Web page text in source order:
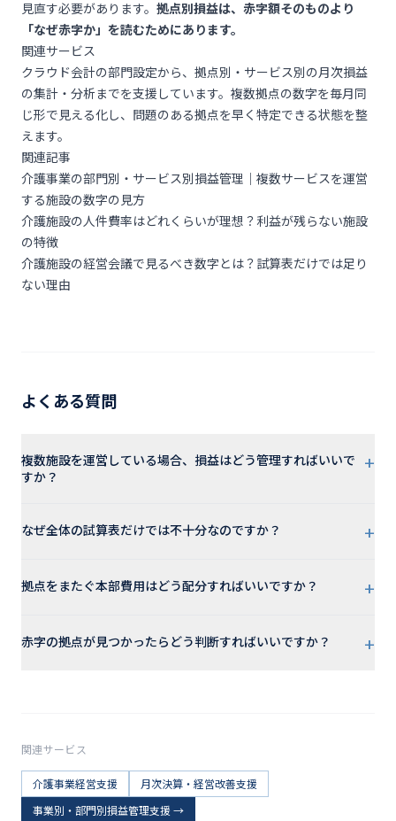
見直す必要があります。 拠点別損益は、赤字額そのものより
「なぜ赤字か」を読むためにあります。
関連サービス
クラウド会計の部門設定から、拠点別・サービス別の月次損益
の集計・分析までを支援しています。複数拠点の数字を毎月同
じ形で見える化し、問題のある拠点を早く特定できる状態を整
えます。
関連記事
介護事業の部門別・サービス別損益管理｜複数サービスを運営
する施設の数字の見方
介護施設の人件費率はどれくらいが理想？利益が残らない施設
の特徴
介護施設の経営会議で見るべき数字とは？試算表だけでは足り
ない理由
よくある質問
複数施設を運営している場合、損益はどう管理すればいいで
すか？
+
なぜ全体の試算表だけでは不十分なのですか？ +
拠点をまたぐ本部費用はどう配分すればいいですか？ +
赤字の拠点が見つかったらどう判断すればいいですか？ +
関連サービス
介護事業経営支援
月次決算・経営改善支援
事業別・部門別損益管理支援→